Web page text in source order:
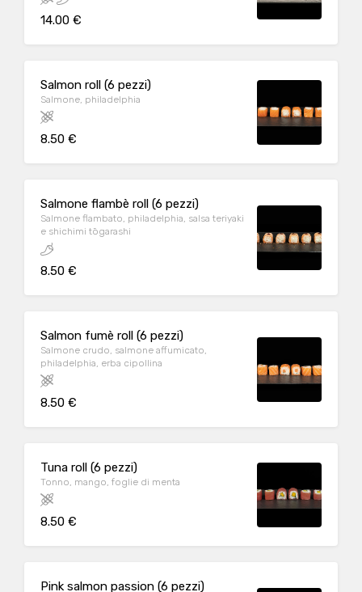
salsa piccante
14.00 €
Salmon roll (6 pezzi)
Salmone, philadelphia
8.50 €
Salmone flambè roll (6 pezzi)
Salmone flambato, philadelphia, salsa teriyaki
e shichimi tōgarashi
8.50 €
Salmon fumè roll (6 pezzi)
Salmone crudo, salmone affumicato,
philadelphia, erba cipollina
8.50 €
Tuna roll (6 pezzi)
Tonno, mango, foglie di menta
8.50 €
Pink salmon passion (6 pezzi)